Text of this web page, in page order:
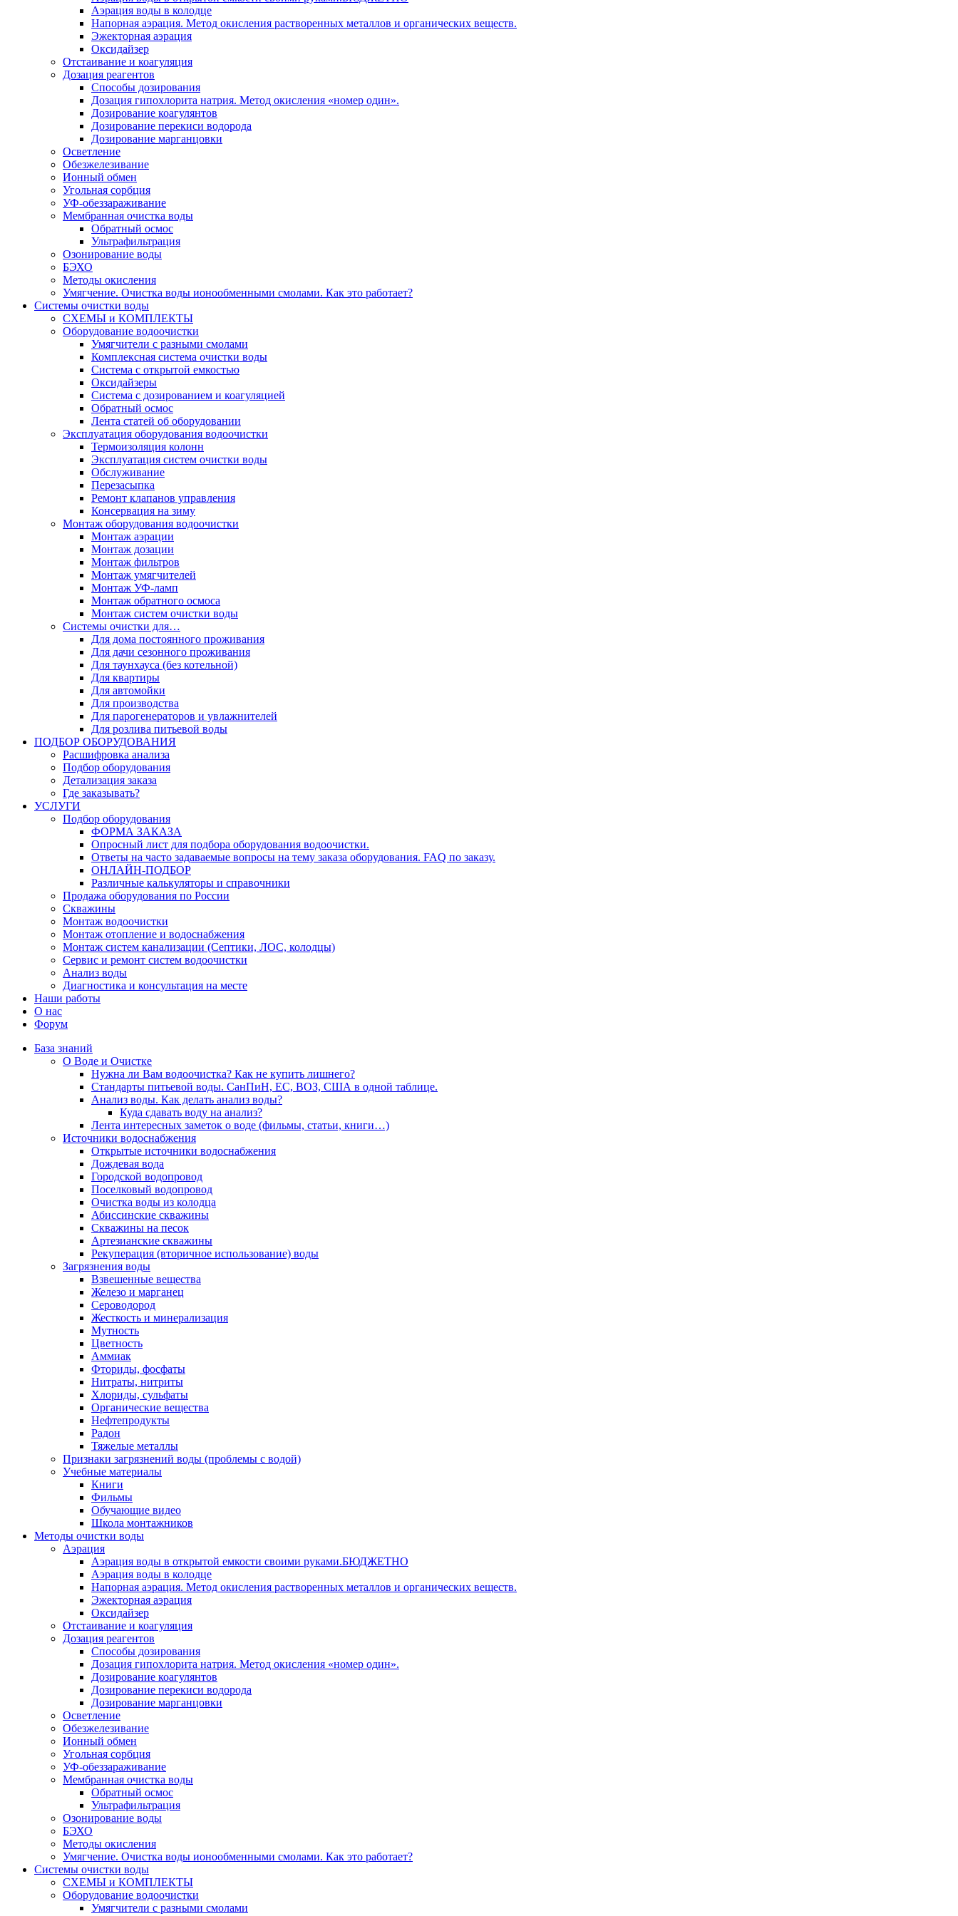
Аэрация воды в колодце
Напорная аэрация. Метод окисления растворенных металлов и органических веществ.
Эжекторная аэрация
Оксидайзер
Отстаивание и коагуляция
Дозация реагентов
Способы дозирования
Дозация гипохлорита натрия. Метод окисления «номер один».
Дозирование коагулянтов
Дозирование перекиси водорода
Дозирование марганцовки
Осветление
Обезжелезивание
Ионный обмен
Угольная сорбция
УФ-обеззараживание
Мембранная очистка воды
Обратный осмос
Ультрафильтрация
Озонирование воды
БЭХО
Методы окисления
Умягчение. Очистка воды ионообменными смолами. Как это работает?
Системы очистки воды
СХЕМЫ и КОМПЛЕКТЫ
Оборудование водоочистки
Умягчители с разными смолами
Комплексная система очистки воды
Система с открытой емкостью
Оксидайзеры
Система с дозированием и коагуляцией
Обратный осмос
Лента статей об оборудовании
Эксплуатация оборудования водоочистки
Термоизоляция колонн
Эксплуатация систем очистки воды
Обслуживание
Перезасыпка
Ремонт клапанов управления
Консервация на зиму
Монтаж оборудования водоочистки
Монтаж аэрации
Монтаж дозации
Монтаж фильтров
Монтаж умягчителей
Монтаж УФ-ламп
Монтаж обратного осмоса
Монтаж систем очистки воды
Системы очистки для…
Для дома постоянного проживания
Для дачи сезонного проживания
Для таунхауса (без котельной)
Для квартиры
Для автомойки
Для производства
Для парогенераторов и увлажнителей
Для розлива питьевой воды
ПОДБОР ОБОРУДОВАНИЯ
Расшифровка анализа
Подбор оборудования
Детализация заказа
Где заказывать?
УСЛУГИ
Подбор оборудования
ФОРМА ЗАКАЗА
Опросный лист для подбора оборудования водоочистки.
Ответы на часто задаваемые вопросы на тему заказа оборудования. FAQ по заказу.
ОНЛАЙН-ПОДБОР
Различные калькуляторы и справочники
Продажа оборудования по России
Скважины
Монтаж водоочистки
Монтаж отопление и водоснабжения
Монтаж систем канализации (Септики, ЛОС, колодцы)
Сервис и ремонт систем водоочистки
Анализ воды
Диагностика и консультация на месте
Наши работы
О нас
Форум
База знаний
О Воде и Очистке
Нужна ли Вам водоочистка? Как не купить лишнего?
Стандарты питьевой воды. СанПиН, ЕС, ВОЗ, США в одной таблице.
Анализ воды. Как делать анализ воды?
Куда сдавать воду на анализ?
Лента интересных заметок о воде (фильмы, статьи, книги…)
Источники водоснабжения
Открытые источники водоснабжения
Дождевая вода
Городской водопровод
Поселковый водопровод
Очистка воды из колодца
Абиссинские скважины
Скважины на песок
Артезианские скважины
Рекуперация (вторичное использование) воды
Загрязнения воды
Взвешенные вещества
Железо и марганец
Сероводород
Жесткость и минерализация
Мутность
Цветность
Аммиак
Фториды, фосфаты
Нитраты, нитриты
Хлориды, сульфаты
Органические вещества
Нефтепродукты
Радон
Тяжелые металлы
Признаки загрязнений воды (проблемы с водой)
Учебные материалы
Книги
Фильмы
Обучающие видео
Школа монтажников
Методы очистки воды
Аэрация
Аэрация воды в открытой емкости своими руками.БЮДЖЕТНО
Аэрация воды в колодце
Напорная аэрация. Метод окисления растворенных металлов и органических веществ.
Эжекторная аэрация
Оксидайзер
Отстаивание и коагуляция
Дозация реагентов
Способы дозирования
Дозация гипохлорита натрия. Метод окисления «номер один».
Дозирование коагулянтов
Дозирование перекиси водорода
Дозирование марганцовки
Осветление
Обезжелезивание
Ионный обмен
Угольная сорбция
УФ-обеззараживание
Мембранная очистка воды
Обратный осмос
Ультрафильтрация
Озонирование воды
БЭХО
Методы окисления
Умягчение. Очистка воды ионообменными смолами. Как это работает?
Системы очистки воды
СХЕМЫ и КОМПЛЕКТЫ
Оборудование водоочистки
Умягчители с разными смолами